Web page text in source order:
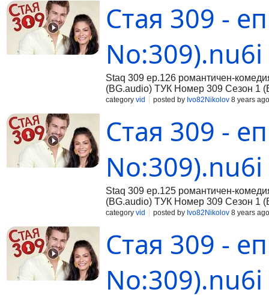
Стая 309 -
No:309).nu6i
Staq 309 ep.126 романтичен-
(BG.audio) ТУК Номер 309 Сезон 1
category vid posted by Ivo82Nikolov 8 years ago
Стая 309 -
No:309).nu6i
Staq 309 ep.125 романтичен-
(BG.audio) ТУК Номер 309 Сезон 1
category vid posted by Ivo82Nikolov 8 years ago
Стая 309 -
No:309).nu6i